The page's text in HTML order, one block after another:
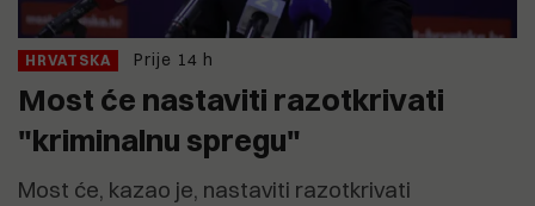
HRVATSKA Prije 14 h
Most će nastaviti razotkrivati
"kriminalnu spregu"
Most će, kazao je, nastaviti razotkrivati